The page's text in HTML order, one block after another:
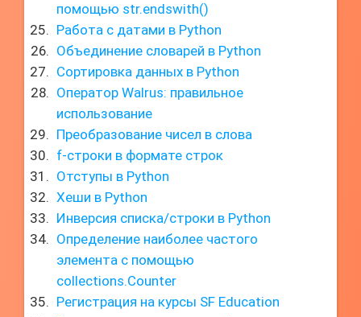
помощью str.endswith()
Работа с датами в Python
Объединение словарей в Python
Сортировка данных в Python
Оператор Walrus: правильное
использование
Преобразование чисел в слова
f-строки в формате строк
Отступы в Python
Хеши в Python
Инверсия списка/строки в Python
Определение наиболее частого
элемента с помощью
collections.Counter
Регистрация на курсы SF Education